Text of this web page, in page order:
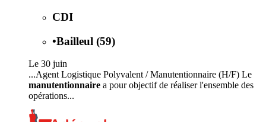
CDI
•Bailleul (59)
Le 30 juin
...Agent Logistique Polyvalent / Manutentionnaire (H/F) Le
manutentionnaire a pour objectif de réaliser l'ensemble des
opérations...